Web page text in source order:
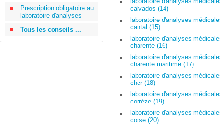
Prescription obligatoire au
laboratoire d'analyses
Tous les conseils ...
calvados (14)
laboratoire d'analyses
cantal (15)
laboratoire d'analyses
charente (16)
laboratoire d'analyses
charente maritime (17)
laboratoire d'analyses
cher (18)
laboratoire d'analyses
corrèze (19)
laboratoire d'analyses
corse (20)